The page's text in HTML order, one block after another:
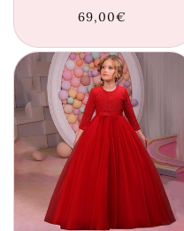
Prix
69,00€